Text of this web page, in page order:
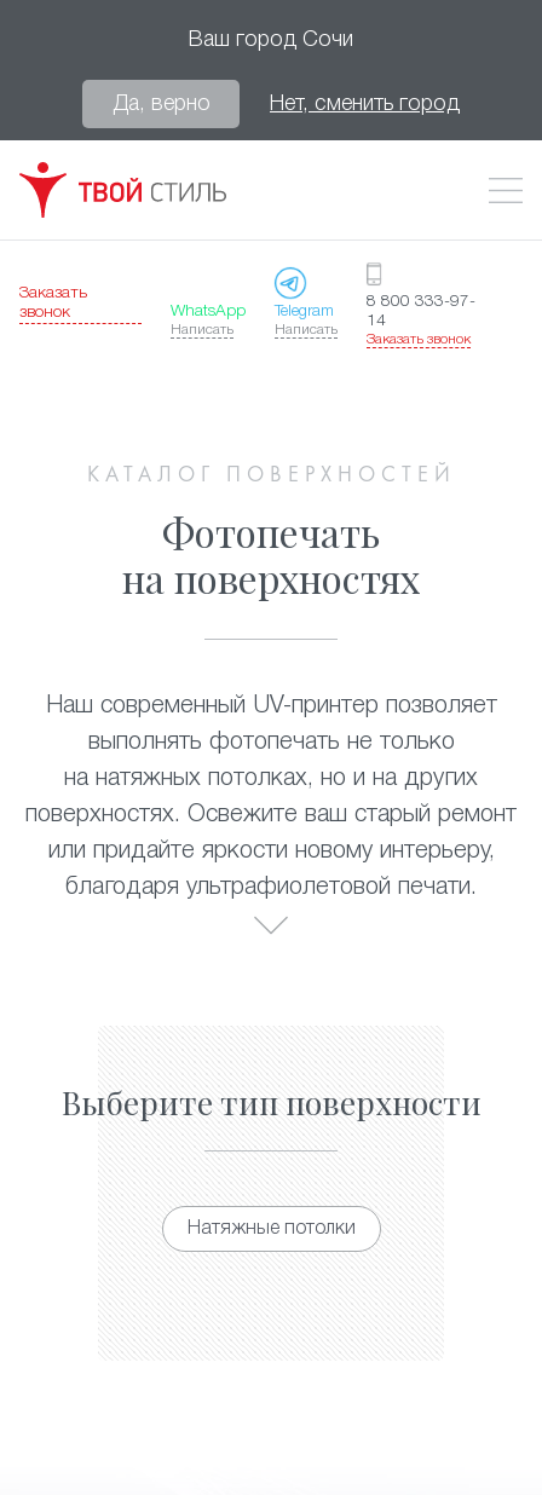
Ваш город Сочи
Да, верно Нет, сменить город
Заказать
звонок
WhatsApp
Написать
Telegram
Написать
8 800 333-97-
14
Заказать звонок
КАТАЛОГ ПОВЕРХНОСТЕЙ
Фотопечать
на поверхностях
Наш современный UV-принтер позволяет
выполнять фотопечать не только
на натяжных потолках, но и на других
поверхностях. Освежите ваш старый ремонт
или придайте яркости новому интерьеру,
благодаря ультрафиолетовой печати.
Выберите тип поверхности
Натяжные потолки